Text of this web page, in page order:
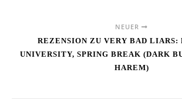
NEUER
REZENSION ZU VERY BAD LIARS:
UNIVERSITY, SPRING BREAK (DARK
HAREM)